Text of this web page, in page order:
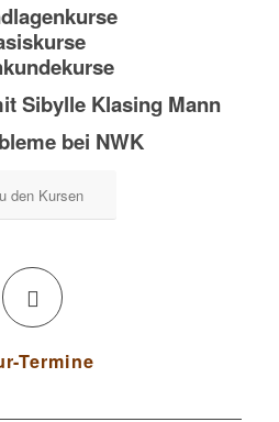
Sibylle Klasing Mann
bei NWK
den Kursen
Termine